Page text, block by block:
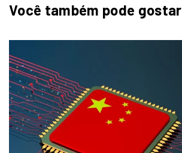
Você também pode gostar